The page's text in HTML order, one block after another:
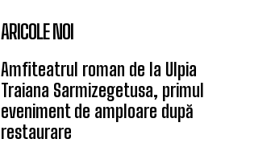
ARICOLE NOI
Amfiteatrul roman de la Ulpia
Traiana Sarmizegetusa, primul
eveniment de amploare după
restaurare